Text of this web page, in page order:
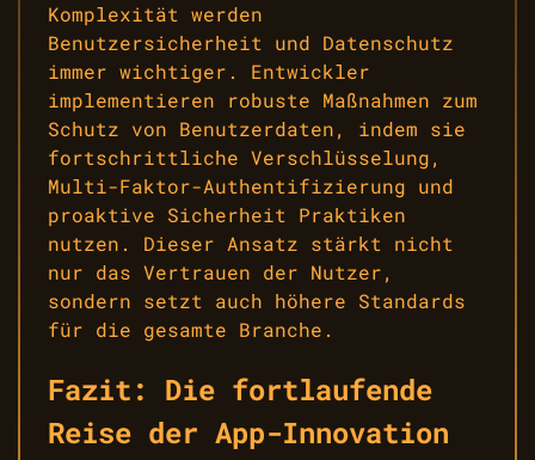
Komplexität werden
Benutzersicherheit und Datenschutz
immer wichtiger. Entwickler
implementieren robuste Maßnahmen zum
Schutz von Benutzerdaten, indem sie
fortschrittliche Verschlüsselung,
Multi-Faktor-Authentifizierung und
proaktive Sicherheit Praktiken
nutzen. Dieser Ansatz stärkt nicht
nur das Vertrauen der Nutzer,
sondern setzt auch höhere Standards
für die gesamte Branche.
Fazit: Die fortlaufende
Reise der App-Innovation